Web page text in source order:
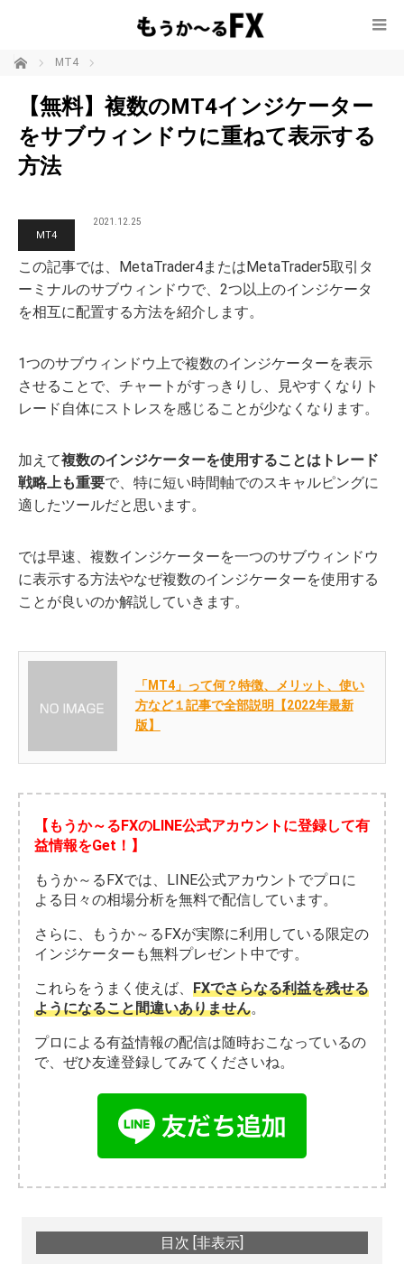
ホーム MT4
【無料】複数のMT4インジケーター
をサブウィンドウに重ねて表示する
方法
MT4
2021.12.25
この記事では、MetaTrader4またはMetaTrader5取引タ
ーミナルのサブウィンドウで、2つ以上のインジケータ
を相互に配置する方法を紹介します。
1つのサブウィンドウ上で複数のインジケーターを表示
させることで、チャートがすっきりし、見やすくなりト
レード自体にストレスを感じることが少なくなります。
加えて複数のインジケーターを使用することはトレード
戦略上も重要で、特に短い時間軸でのスキャルピングに
適したツールだと思います。
では早速、複数インジケーターを一つのサブウィンドウ
に表示する方法やなぜ複数のインジケーターを使用する
ことが良いのか解説していきます。
「MT4」って何？特徴、メリット、使い
方など１記事で全部説明【2022年最新
版】
【もうか～るFXのLINE公式アカウントに登録して有
益情報をGet！】
もうか～るFXでは、LINE公式アカウントでプロに
よる日々の相場分析を無料で配信しています。
さらに、もうか～るFXが実際に利用している限定の
インジケーターも無料プレゼント中です。
これらをうまく使えば、 FXでさらなる利益を残せる
ようになること間違いありません。
プロによる有益情報の配信は随時おこなっているの
で、ぜひ友達登録してみてくださいね。
目次 [非表示]